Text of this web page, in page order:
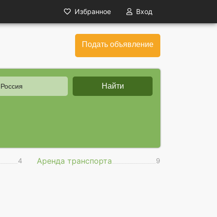
Избранное Вход
Подать объявление
Найти
4 Аренда транспорта 9